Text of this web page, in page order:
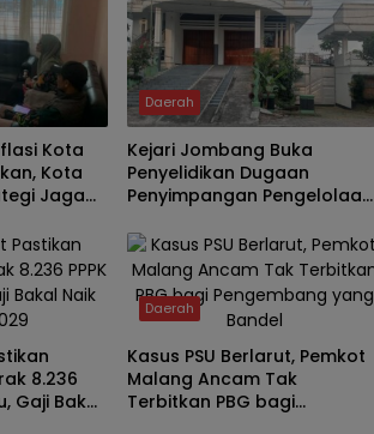
Kota
Kota
Jaga
Daerah
Kejari Jombang Buka
Penyelidikan Dugaan
Penyimpangan Pengelolaan
8.236
Gaji Bakal
Daerah
Kasus PSU Berlarut, Pemkot
Malang Ancam Tak
Terbitkan PBG bagi